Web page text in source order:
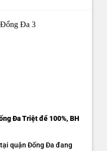
Đa Triệt để 100%, BH
quận Đống Đa đang